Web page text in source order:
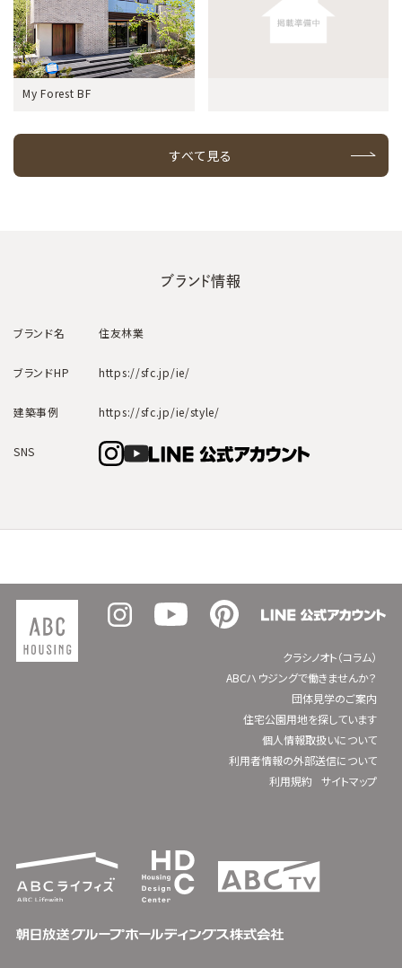
My Forest BF
すべて見る
ブランド情報
ブランド名 住友林業
ブランドHP https://sfc.jp/ie/
建築事例 https://sfc.jp/ie/style/
SNS
クラシノオト（コラム）
ABCハウジングで働きませんか？
団体見学のご案内
住宅公園用地を探しています
個人情報取扱いについて
利用者情報の外部送信について
利用規約
サイトマップ